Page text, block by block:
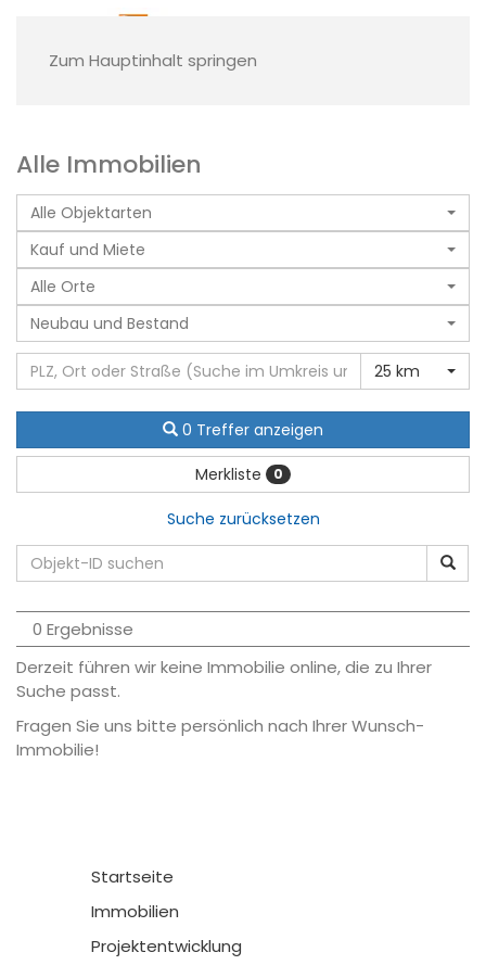
Zum Hauptinhalt springen
Alle Immobilien
Alle Objektarten
Kauf und Miete
Alle Orte
Neubau und Bestand
25 km
0 Treffer anzeigen
Merkliste 0
Suche zurücksetzen
0 Ergebnisse
Derzeit führen wir keine Immobilie online, die zu Ihrer
Suche passt.
Fragen Sie uns bitte persönlich nach Ihrer Wunsch-
Immobilie!
Startseite
Immobilien
Projektentwicklung